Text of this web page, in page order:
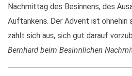
Nachmittag des Besinnens, des
Auftankens. Der Advent ist ohnehin
zahlt sich aus, sich gut darauf
Bernhard beim Besinnlichen